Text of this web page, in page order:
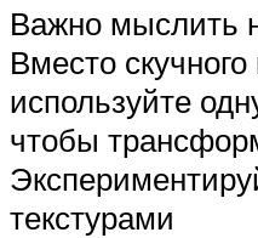
Важно мыслить
Вместо
используйте
чтобы
текстурами